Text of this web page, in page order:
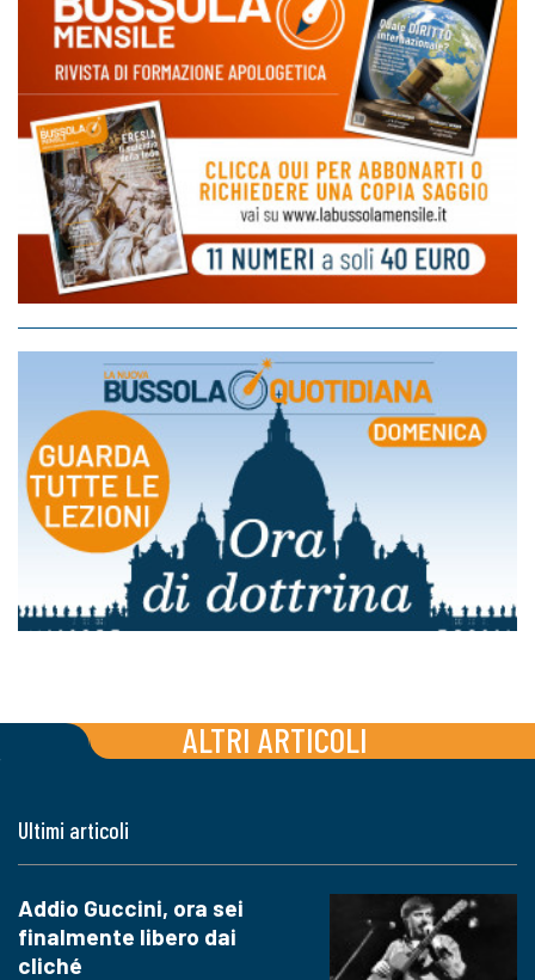
ALTRI ARTICOLI
Ultimi articoli
Addio Guccini, ora sei
finalmente libero dai
cliché